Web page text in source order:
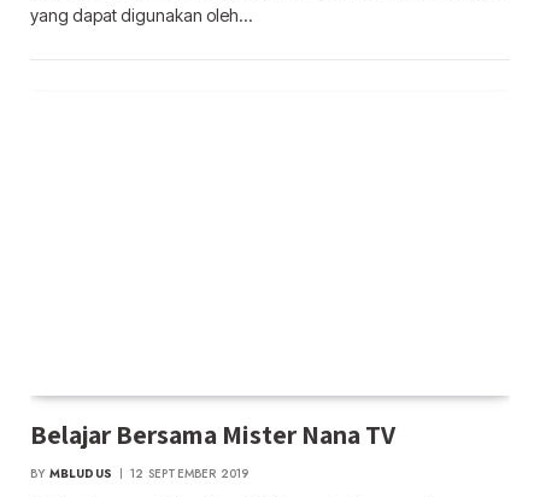
yang dapat digunakan oleh…
Belajar Bersama Mister Nana TV
BY MBLUDUS 12 SEPTEMBER 2019